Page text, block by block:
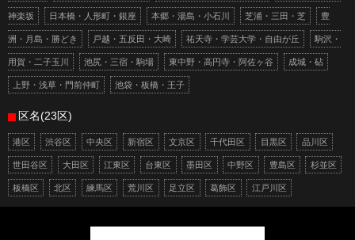
神楽坂 日本橋・人形町・銀座 本郷・湯島・小石川 芝浦・三田・芝 豊
洲・月島・勝どき 戸越・五反田・大崎 祐天寺・学芸大学・自由が丘 駒沢・
用賀・二子玉川 池尻・三宿・駒場 東中野・高円寺・阿佐ヶ谷 成城・砧
上野・浅草・門前仲町 池袋・板橋・王子
区名(23区)
港区 渋谷区 中央区 新宿区 文京区 千代田区 目黒区 品川区
世田谷区 大田区 江東区 台東区 墨田区 中野区 豊島区 杉並区
板橋区 北区 練馬区 荒川区 足立区 葛飾区 江戸川区